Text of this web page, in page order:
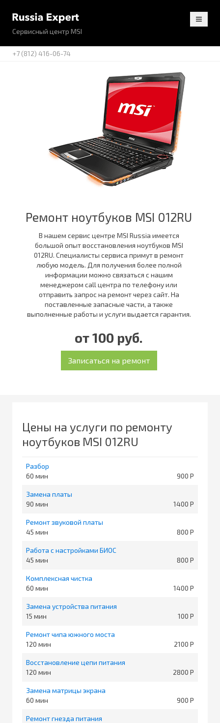
Сервисный центр MSI
+7 (812) 416-06-74
Ремонт ноутбуков MSI 012RU
В нашем сервис центре MSI Russia имеется
большой опыт восстановления ноутбуков MSI
012RU. Специалисты сервиса примут в ремонт
любую модель. Для получения более полной
информации можно связаться с нашим
менеджером call центра по телефону или
отправить запрос на ремонт через сайт. На
поставленные запасные части, а также
выполненные работы и услуги выдается гарантия.
от 100 руб.
Цены на услуги по ремонту
ноутбуков MSI 012RU
Разбор
60
900
Замена платы
90
1400
Ремонт звуковой платы
45
800
Работа с настройками БИОС
45
800
Комплексная чистка
60
1400
Замена устройства питания
15
100
Ремонт чипа южного моста
120
2100
Восстановление цепи питания
120
2800
Замена матрицы экрана
60
900
Ремонт гнезда питания